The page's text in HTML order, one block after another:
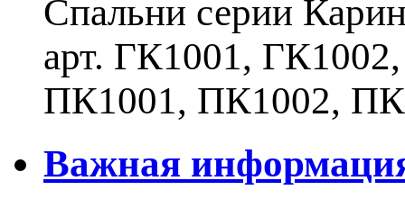
Спальни серии
арт. ГК1001,
ПК1001, ПК1002,
Важная